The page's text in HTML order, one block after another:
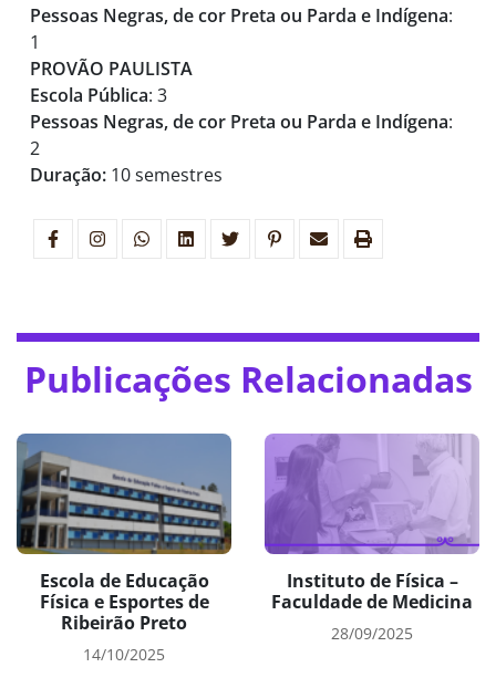
Pessoas Negras, de cor Preta ou Parda e Indígena:
1
PROVÃO PAULISTA
Escola Pública: 3
Pessoas Negras, de cor Preta ou Parda e Indígena:
2
Duração: 10 semestres
Publicações Relacionadas
Escola de Educação
Física e Esportes de
Ribeirão Preto
14/10/2025
Instituto de Física –
Faculdade de Medicina
28/09/2025